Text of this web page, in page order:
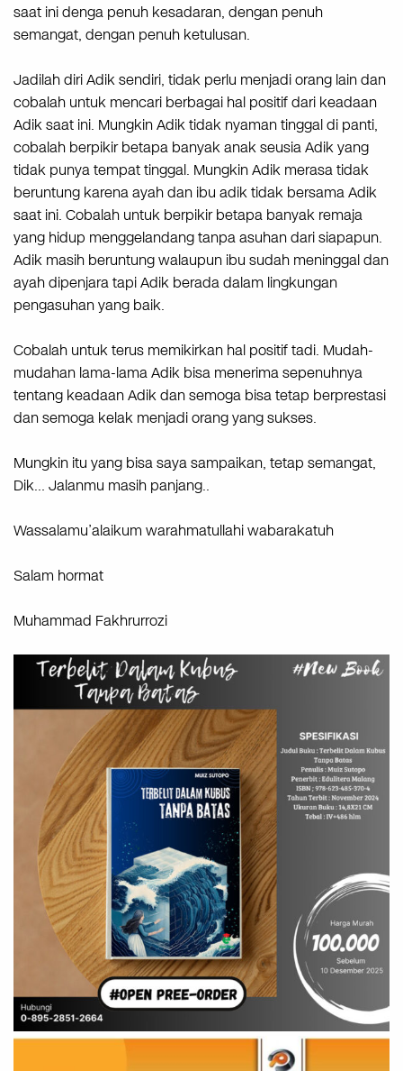
saat ini denga penuh kesadaran, dengan penuh
semangat, dengan penuh ketulusan.
Jadilah diri Adik sendiri, tidak perlu menjadi orang lain dan
cobalah untuk mencari berbagai hal positif dari keadaan
Adik saat ini. Mungkin Adik tidak nyaman tinggal di panti,
cobalah berpikir betapa banyak anak seusia Adik yang
tidak punya tempat tinggal. Mungkin Adik merasa tidak
beruntung karena ayah dan ibu adik tidak bersama Adik
saat ini. Cobalah untuk berpikir betapa banyak remaja
yang hidup menggelandang tanpa asuhan dari siapapun.
Adik masih beruntung walaupun ibu sudah meninggal dan
ayah dipenjara tapi Adik berada dalam lingkungan
pengasuhan yang baik.
Cobalah untuk terus memikirkan hal positif tadi. Mudah-
mudahan lama-lama Adik bisa menerima sepenuhnya
tentang keadaan Adik dan semoga bisa tetap berprestasi
dan semoga kelak menjadi orang yang sukses.
Mungkin itu yang bisa saya sampaikan, tetap semangat,
Dik… Jalanmu masih panjang..
Wassalamu’alaikum warahmatullahi wabarakatuh
Salam hormat
Muhammad Fakhrurrozi